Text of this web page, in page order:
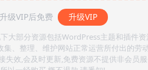
升级VIP后免费 升级VIP
大部分资源包括WordPress主题和插件
、整理、维护网站正常运营所付出的劳
效,会及时更新,免费资源不提供非会员